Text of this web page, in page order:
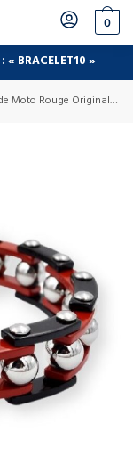
0
« BRACELET10 »
Original en Acier Inoxydable Rodney